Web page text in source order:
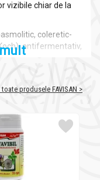
vizibile chiar de la
coleretic-
antifermentativ,
toate produsele FAVISAN >